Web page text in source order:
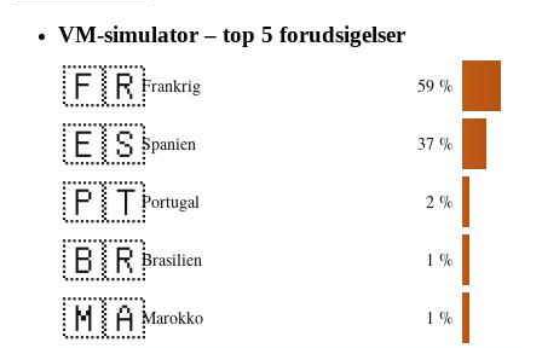
VM-simulator – top 5 forudsigelser
🇫🇷Frankrig 59 %
🇪🇸Spanien 37 %
🇵🇹Portugal 2 %
🇧🇷Brasilien 1 %
🇲🇦Marokko 1 %